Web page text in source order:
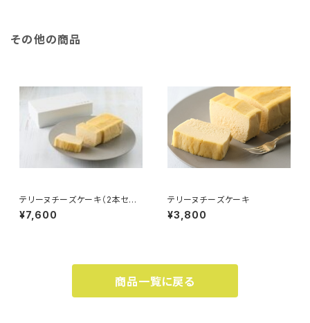
その他の商品
テリーヌチーズケーキ（2本セッ
ト）
¥7,600
テリーヌチーズケーキ
¥3,800
商品一覧に戻る